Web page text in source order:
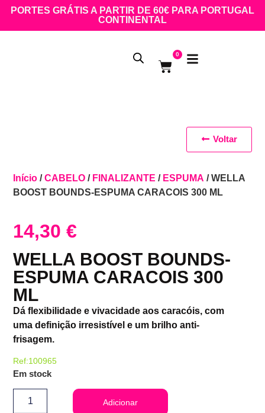
PORTES GRÁTIS A PARTIR DE 60€ PARA PORTUGAL
CONTINENTAL
0
Início /CABELO / FINALIZANTE / ESPUMA / WELLA
BOOST BOUNDS-ESPUMA CARACOIS 300 ML
14,30€
WELLA BOOST BOUNDS-
ESPUMA CARACOIS 300
ML
Dá flexibilidade e vivacidade aos caracóis, com
uma definição irresistível e um brilho anti-
frisagem.
Ref:100965
Em stock
Adicionar
Voltar